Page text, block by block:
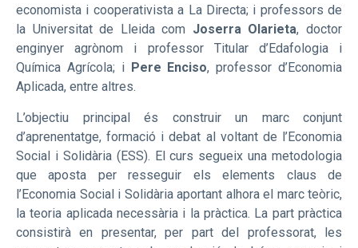
economista i cooperativista a La Directa; i professors de
la Universitat de Lleida com Joserra Olarieta, doctor
enginyer agrònom i professor Titular d’Edafologia i
Química Agrícola; i Pere Enciso, professor d’Economia
Aplicada, entre altres.
L’objectiu principal és construir un marc conjunt
d’aprenentatge, formació i debat al voltant de l’Economia
Social i Solidària (ESS). El curs segueix una metodologia
que aposta per resseguir els elements claus de
l’Economia Social i Solidària aportant alhora el marc teòric,
la teoria aplicada necessària i la pràctica. La part pràctica
consistirà en presentar, per part del professorat, les